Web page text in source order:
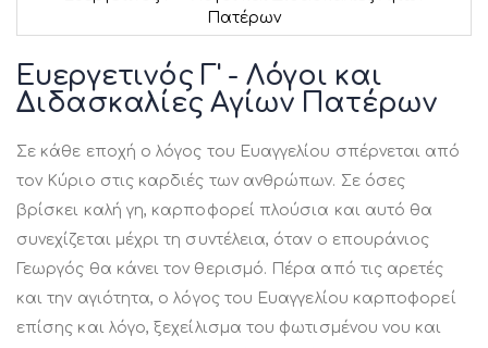
Πατέρων
στην
αρχή
της
εικόνων
Ευεργετινός Γ' - Λόγοι και
Διδασκαλίες Αγίων Πατέρων
Σε κάθε εποχή ο λόγος του Ευαγγελίου σπέρνεται από
τον Κύριο στις καρδιές των ανθρώπων. Σε όσες
βρίσκει καλή γη, καρποφορεί πλούσια και αυτό θα
συνεχίζεται μέχρι τη συντέλεια, όταν ο επουράνιος
Γεωργός θα κάνει τον θερισμό. Πέρα από τις αρετές
και την αγιότητα, ο λόγος του Ευαγγελίου καρποφορεί
επίσης και λόγο, ξεχείλισμα του φωτισμένου νου και